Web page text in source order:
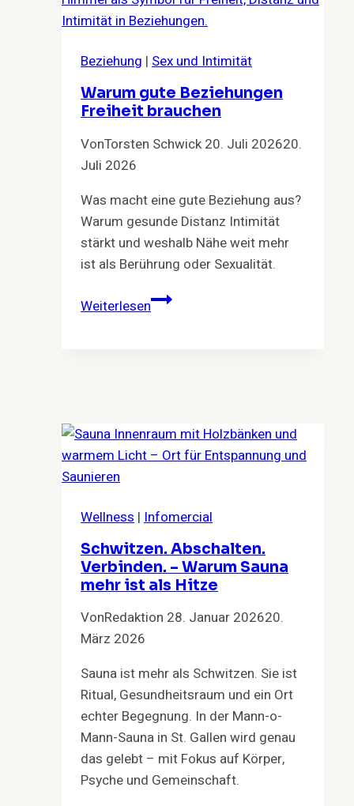
Beziehung | Sex und Intimität
Warum gute Beziehungen
Freiheit brauchen
VonTorsten Schwick 20. Juli 202620.
Juli 2026
Was macht eine gute Beziehung aus?
Warum gesunde Distanz Intimität
stärkt und weshalb Nähe weit mehr
ist als Berührung oder Sexualität.
WeiterlesenWarum
Wellness | Infomercial
Schwitzen. Abschalten.
Verbinden. – Warum Sauna
mehr ist als Hitze
VonRedaktion 28. Januar 202620.
März 2026
Sauna ist mehr als Schwitzen. Sie ist
Ritual, Gesundheitsraum und ein Ort
echter Begegnung. In der Mann-o-
Mann-Sauna in St. Gallen wird genau
das gelebt – mit Fokus auf Körper,
Psyche und Gemeinschaft.